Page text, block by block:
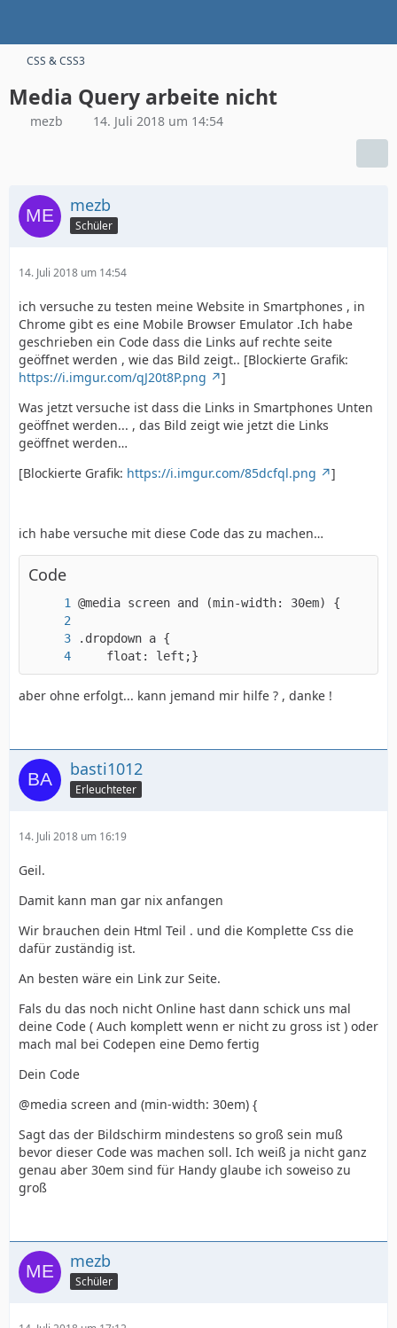
CSS & CSS3
Media Query arbeite nicht
mezb 14. Juli 2018 um 14:54
mezb
Schüler
14. Juli 2018 um 14:54
ich versuche zu testen meine Website in Smartphones , in
Chrome gibt es eine Mobile Browser Emulator .Ich habe
geschrieben ein Code dass die Links auf rechte seite
geöffnet werden , wie das Bild zeigt.. [Blockierte Grafik:
https://i.imgur.com/qJ20t8P.png
]
Was jetzt versuche ist dass die Links in Smartphones Unten
geöffnet werden... , das Bild zeigt wie jetzt die Links
geöffnet werden…
[Blockierte Grafik: https://i.imgur.com/85dcfql.png ]
ich habe versuche mit diese Code das zu machen…
Code
    float: left;}
aber ohne erfolgt... kann jemand mir hilfe ? , danke !
basti1012
Erleuchteter
14. Juli 2018 um 16:19
Geil.
Damit kann man gar nix anfangen
Wir brauchen dein Html Teil . und die Komplette Css die
dafür zuständig ist.
An besten wäre ein Link zur Seite.
Fals du das noch nicht Online hast dann schick uns mal
deine Code ( Auch komplett wenn er nicht zu gross ist ) oder
mach mal bei Codepen eine Demo fertig
Dein Code
@media screen and (min-width: 30em) {
Sagt das der Bildschirm mindestens so groß sein muß
bevor dieser Code was machen soll. Ich weiß ja nicht ganz
genau aber 30em sind für Handy glaube ich soweiso zu
groß
mezb
Schüler